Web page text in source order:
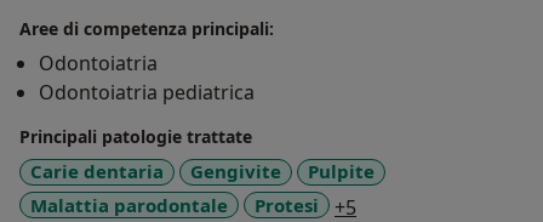
Aree di competenza principali:
Odontoiatria
Odontoiatria pediatrica
Principali patologie trattate
Carie dentaria Gengivite
Pulpite
Malattia parodontale
Protesi +5